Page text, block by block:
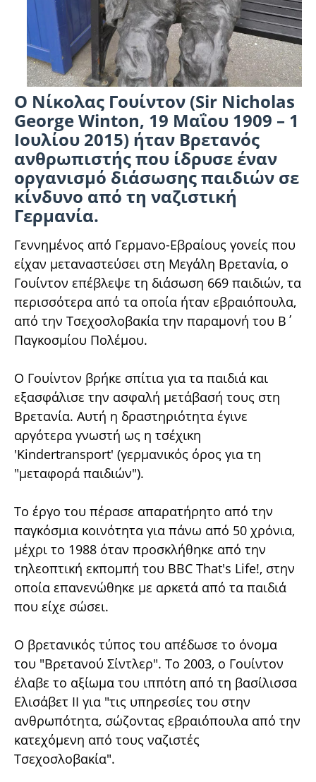
Ο Νίκολας Γουίντον (Sir Nicholas
George Winton, 19 Μαΐου 1909 – 1
Ιουλίου 2015) ήταν Βρετανός
ανθρωπιστής που ίδρυσε έναν
οργανισμό διάσωσης παιδιών σε
κίνδυνο από τη ναζιστική
Γερμανία.
Γεννημένος από Γερμανο-Εβραίους γονείς που
είχαν μεταναστεύσει στη Μεγάλη Βρετανία, ο
Γουίντον επέβλεψε τη διάσωση 669 παιδιών, τα
περισσότερα από τα οποία ήταν εβραιόπουλα,
από την Τσεχοσλοβακία την παραμονή του Β΄
Παγκοσμίου Πολέμου.
Ο Γουίντον βρήκε σπίτια για τα παιδιά και
εξασφάλισε την ασφαλή μετάβασή τους στη
Βρετανία. Αυτή η δραστηριότητα έγινε
αργότερα γνωστή ως η τσέχικη
'Kindertransport' (γερμανικός όρος για τη
"μεταφορά παιδιών").
Το έργο του πέρασε απαρατήρητο από την
παγκόσμια κοινότητα για πάνω από 50 χρόνια,
μέχρι το 1988 όταν προσκλήθηκε από την
τηλεοπτική εκπομπή του BBC That's Life!, στην
οποία επανενώθηκε με αρκετά από τα παιδιά
που είχε σώσει.
Ο βρετανικός τύπος του απέδωσε το όνομα
του "Βρετανού Σίντλερ". Το 2003, ο Γουίντον
έλαβε το αξίωμα του ιππότη από τη βασίλισσα
Ελισάβετ ΙΙ για "τις υπηρεσίες του στην
ανθρωπότητα, σώζοντας εβραιόπουλα από την
κατεχόμενη από τους ναζιστές
Τσεχοσλοβακία".